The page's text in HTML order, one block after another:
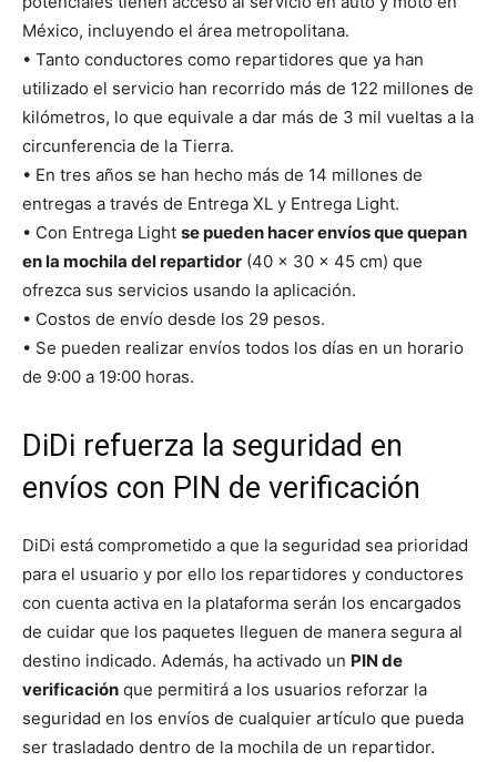
México, incluyendo el área metropolitana.
• Tanto conductores como repartidores que ya han
utilizado el servicio han recorrido más de 122 millones de
kilómetros, lo que equivale a dar más de 3 mil vueltas a la
circunferencia de la Tierra.
• En tres años se han hecho más de 14 millones de
entregas a través de Entrega XL y Entrega Light.
• Con Entrega Light se pueden hacer envíos que quepan
en la mochila del repartidor (40 x 30 x 45 cm) que
ofrezca sus servicios usando la aplicación.
• Costos de envío desde los 29 pesos.
• Se pueden realizar envíos todos los días en un horario
de 9:00 a 19:00 horas.
DiDi refuerza la seguridad en
envíos con PIN de verificación
DiDi está comprometido a que la seguridad sea prioridad
para el usuario y por ello los repartidores y conductores
con cuenta activa en la plataforma serán los encargados
de cuidar que los paquetes lleguen de manera segura al
destino indicado. Además, ha activado un PIN de
verificación que permitirá a los usuarios reforzar la
seguridad en los envíos de cualquier artículo que pueda
ser trasladado dentro de la mochila de un repartidor.